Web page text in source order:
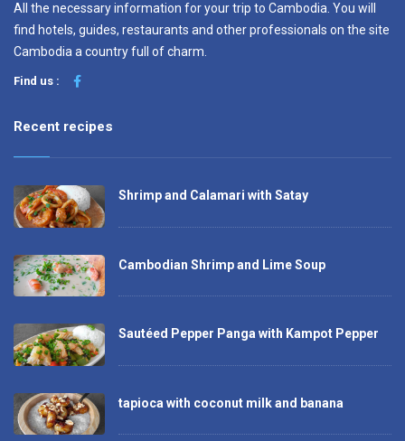
All the necessary information for your trip to Cambodia. You will
find hotels, guides, restaurants and other professionals on the site
Cambodia a country full of charm.
Find us :
Recent recipes
Shrimp and Calamari with Satay
Cambodian Shrimp and Lime Soup
Sautéed Pepper Panga with Kampot Pepper
tapioca with coconut milk and banana